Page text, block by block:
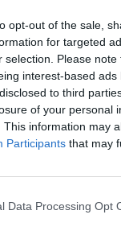
opt-out of the sale,
for targeted
selection. Please
interest-based
to third
of your personal
This information may
Participants that may
Data Processing Opt